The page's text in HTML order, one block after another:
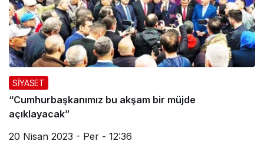
SİYASET
“Cumhurbaşkanımız bu akşam bir müjde
açıklayacak”
20 Nisan 2023 - Per - 12:36